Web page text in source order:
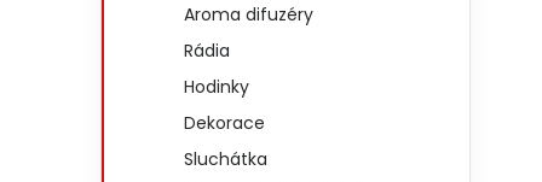
Aroma difuzéry
Rádia
Hodinky
Dekorace
Sluchátka